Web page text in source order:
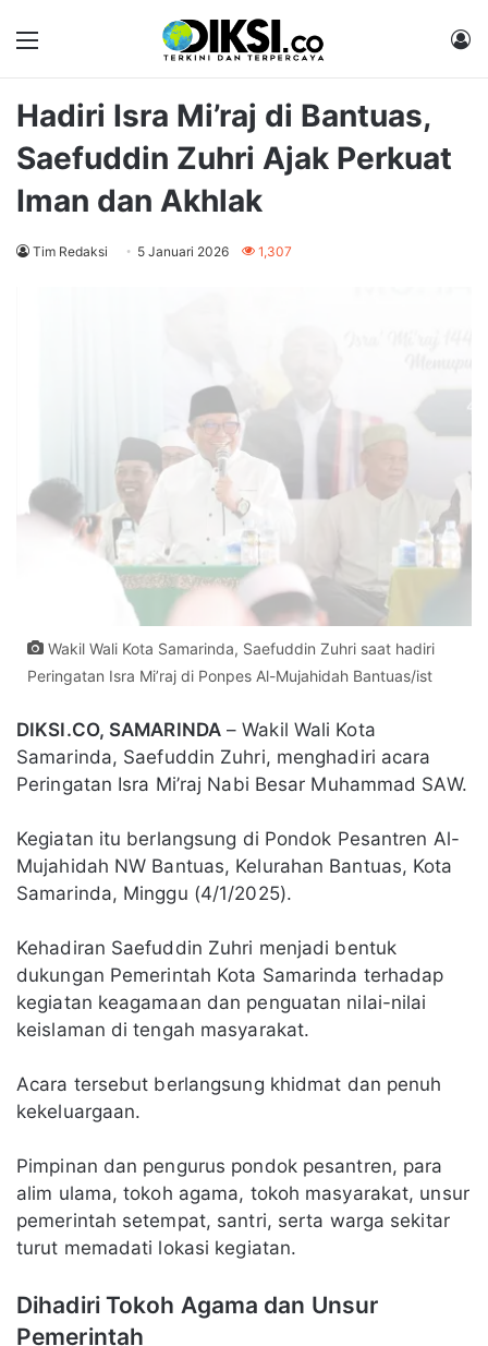
Menu
Hadiri Isra Mi’raj di Bantuas,
Saefuddin Zuhri Ajak Perkuat
Iman dan Akhlak
Tim Redaksi 5 Januari 2026 1,307
Wakil Wali Kota Samarinda, Saefuddin Zuhri saat hadiri
Peringatan Isra Mi’raj di Ponpes Al-Mujahidah Bantuas/ist
DIKSI.CO, SAMARINDA– Wakil Wali Kota
Samarinda, Saefuddin Zuhri, menghadiri acara
Peringatan Isra Mi’raj Nabi Besar Muhammad SAW.
Kegiatan itu berlangsung di Pondok Pesantren Al-
Mujahidah NW Bantuas, Kelurahan Bantuas, Kota
Samarinda, Minggu (4/1/2025).
Kehadiran Saefuddin Zuhri menjadi bentuk
dukungan Pemerintah Kota Samarinda terhadap
kegiatan keagamaan dan penguatan nilai-nilai
keislaman di tengah masyarakat.
Acara tersebut berlangsung khidmat dan penuh
kekeluargaan.
Pimpinan dan pengurus pondok pesantren, para
alim ulama, tokoh agama, tokoh masyarakat, unsur
pemerintah setempat, santri, serta warga sekitar
turut memadati lokasi kegiatan.
Dihadiri Tokoh Agama dan Unsur
Pemerintah